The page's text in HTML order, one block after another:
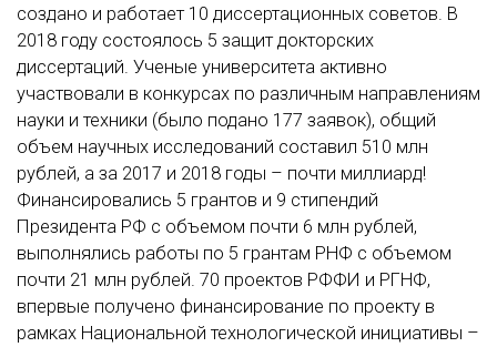
создано и работает 10 диссертационных советов. В
2018 году состоялось 5 защит докторских
диссертаций. Ученые университета активно
участвовали в конкурсах по различным направлениям
науки и техники (было подано 177 заявок), общий
объем научных исследований составил 510 млн
рублей, а за 2017 и 2018 годы – почти миллиард!
Финансировались 5 грантов и 9 стипендий
Президента РФ с объемом почти 6 млн рублей,
выполнялись работы по 5 грантам РНФ с объемом
почти 21 млн рублей. 70 проектов РФФИ и РГНФ,
впервые получено финансирование по проекту в
рамках Национальной технологической инициативы –